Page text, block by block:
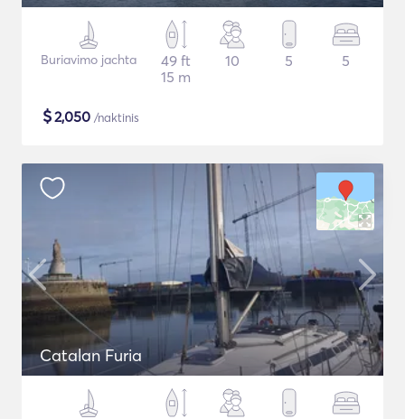
Buriavimo jachta
49 ft
15 m
10 5 5
$2,050 /naktinis
Catalan Furia